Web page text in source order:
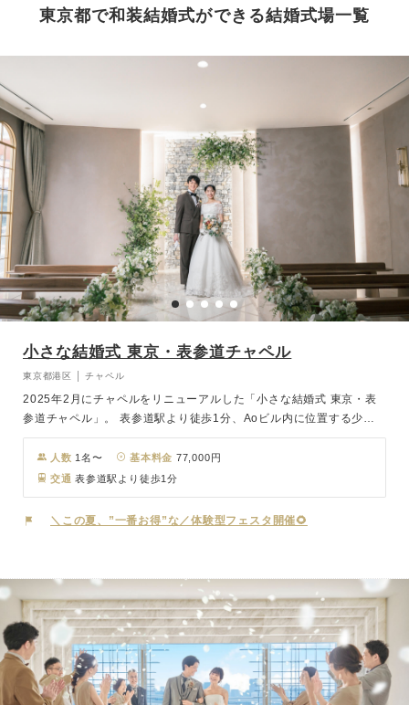
東京都で和装結婚式ができる結婚式場一覧
小さな結婚式 東京・表参道チャペル
東京都港区 │ チャペル
2025年2月にチャペルをリニューアルした「小さな結婚式 東京・表
参道チャペル」。 表参道駅より徒歩1分、Aoビル内に位置する少人
数専門の結婚式場。 チャペルは、繊細な花材とアシンメトリーデザ
インが明るく爽やかな空間を演出。 挙式後、ゲストとお食事をお考
えの方は、近隣の提携会場より自分にあったレストランや料亭などお
選びいただけます。
人数 1名〜 基本料金 77,000円
交通 表参道駅より徒歩1分
＼この夏、”一番お得”な／体験型フェスタ開催🌻